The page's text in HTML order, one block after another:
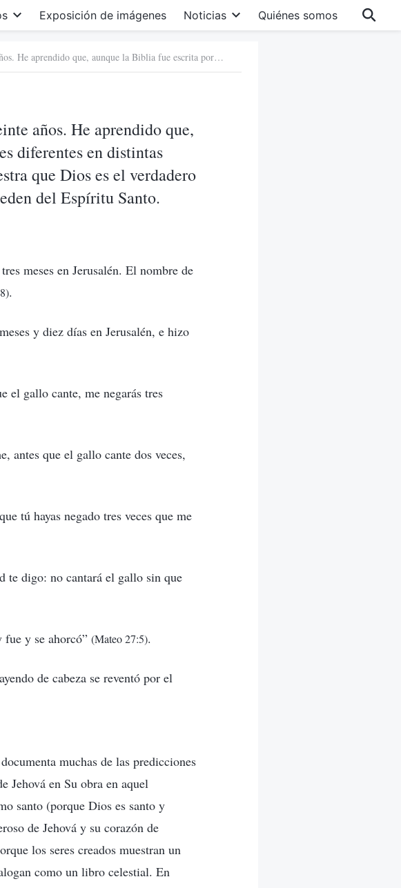
Exposición de imágenes Noticias Quiénes somos
4. He estudiado la Biblia durante más de veinte años. He aprendido que, aunque la Biblia fue escrita por más de 40 autores diferentes en distintas épocas, no contiene ni un solo error. Esto demuestra que Dios es el verdadero autor de la Biblia y que todas las escrituras proceden del Espíritu Santo.
años. He aprendido que,
diferentes en distintas
que Dios es el verdadero
del Espíritu Santo.
meses en Jerusalén. El nombre de
.
y diez días en Jerusalén, e hizo
el gallo cante, me negarás tres
antes que el gallo cante dos veces,
tú hayas negado tres veces que me
te digo: no cantará el gallo sin que
y se ahorcó” (Mateo 27:5).
de cabeza se reventó por el
muchas de las predicciones
Jehová en Su obra en aquel
santo (porque Dios es santo y
de Jehová y su corazón de
los seres creados muestran un
como un libro celestial. En